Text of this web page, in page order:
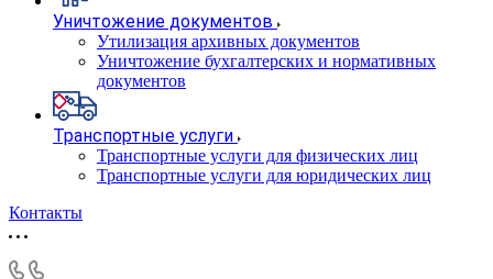
Уничтожение документов
Утилизация архивных документов
Уничтожение бухгалтерских и нормативных
документов
Транспортные услуги
Транспортные услуги для физических лиц
Транспортные услуги для юридических лиц
Контакты